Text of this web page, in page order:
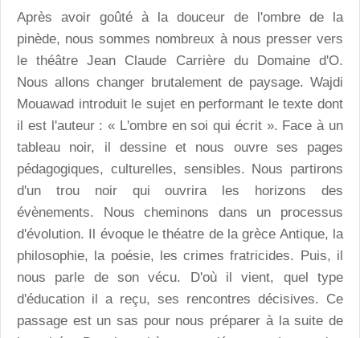
Après avoir goûté à la douceur de l'ombre de la
pinède, nous sommes nombreux à nous presser vers
le théâtre Jean Claude Carrière du Domaine d'O.
Nous allons changer brutalement de paysage. Wajdi
Mouawad introduit le sujet en performant le texte dont
il est l'auteur : « L'ombre en soi qui écrit ». Face à un
tableau noir, il dessine et nous ouvre ses pages
pédagogiques, culturelles, sensibles. Nous partirons
d'un trou noir qui ouvrira les horizons des
évènements. Nous cheminons dans un processus
d'évolution. Il évoque le théatre de la grèce Antique, la
philosophie, la poésie, les crimes fratricides. Puis, il
nous parle de son vécu. D'où il vient, quel type
d'éducation il a reçu, ses rencontres décisives. Ce
passage est un sas pour nous préparer à la suite de